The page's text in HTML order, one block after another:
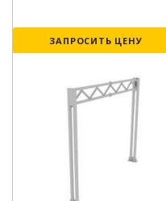
ЗАПРОСИТЬ ЦЕНУ